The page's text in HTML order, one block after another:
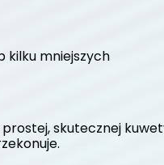
kilku mniejszych
prostej, skutecznej